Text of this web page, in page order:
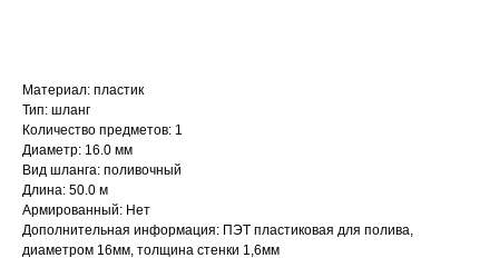
Материал: пластик
Тип: шланг
Количество предметов: 1
Диаметр: 16.0 мм
Вид шланга: поливочный
Длина: 50.0 м
Армированный: Нет
Дополнительная информация: ПЭТ пластиковая для полива,
диаметром 16мм, толщина стенки 1,6мм